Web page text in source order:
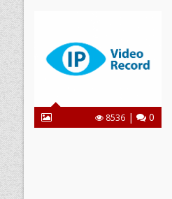
8536 | 0